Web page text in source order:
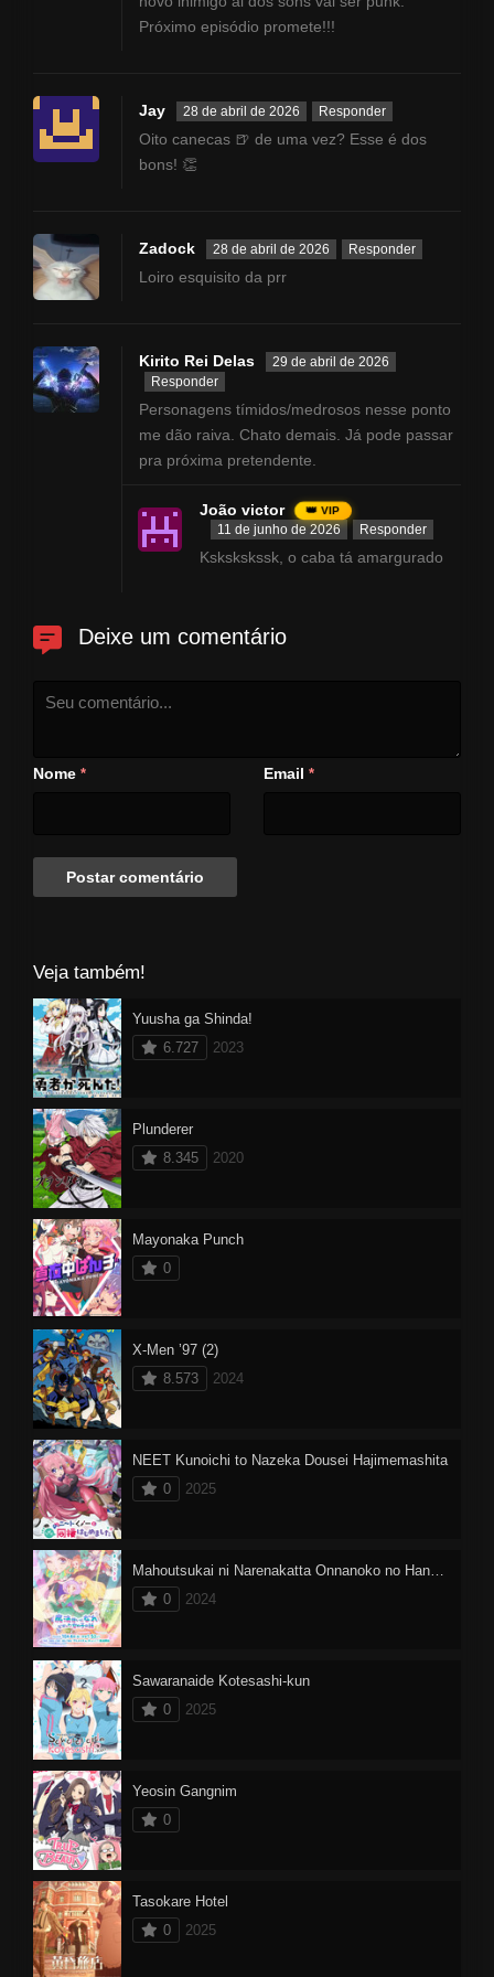
Próximo episódio promete!!!
Jay 28 de abril de 2026 Responder
Oito canecas 🍺 de uma vez? Esse é dos
bons! 👏
Zadock 28 de abril de 2026 Responder
Loiro esquisito da prr
Kirito Rei Delas
29 de abril de 2026
Responder
Personagens tímidos/medrosos nesse ponto
me dão raiva. Chato demais. Já pode passar
pra próxima pretendente.
João victor 👑 VIP
11 de junho de 2026 Responder
Kskskskssk, o caba tá amargurado
Deixe um comentário
Nome * Email *
Veja também!
Yuusha ga Shinda!
6.727
2023
Plunderer
8.345
2020
Mayonaka Punch
0
X-Men ’97 (2)
8.573
2024
NEET Kunoichi to Nazeka Dousei Hajimemashita
0
2025
0
2024
Sawaranaide Kotesashi-kun
0
2025
Yeosin Gangnim
0
Tasokare Hotel
0
2025